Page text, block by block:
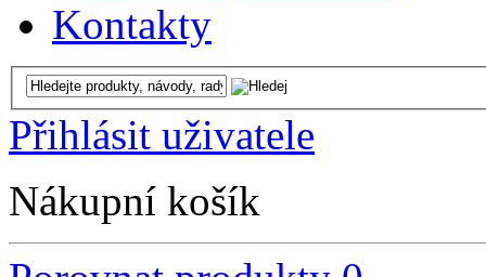
Kontakty
Přihlásit uživatele
Nákupní košík